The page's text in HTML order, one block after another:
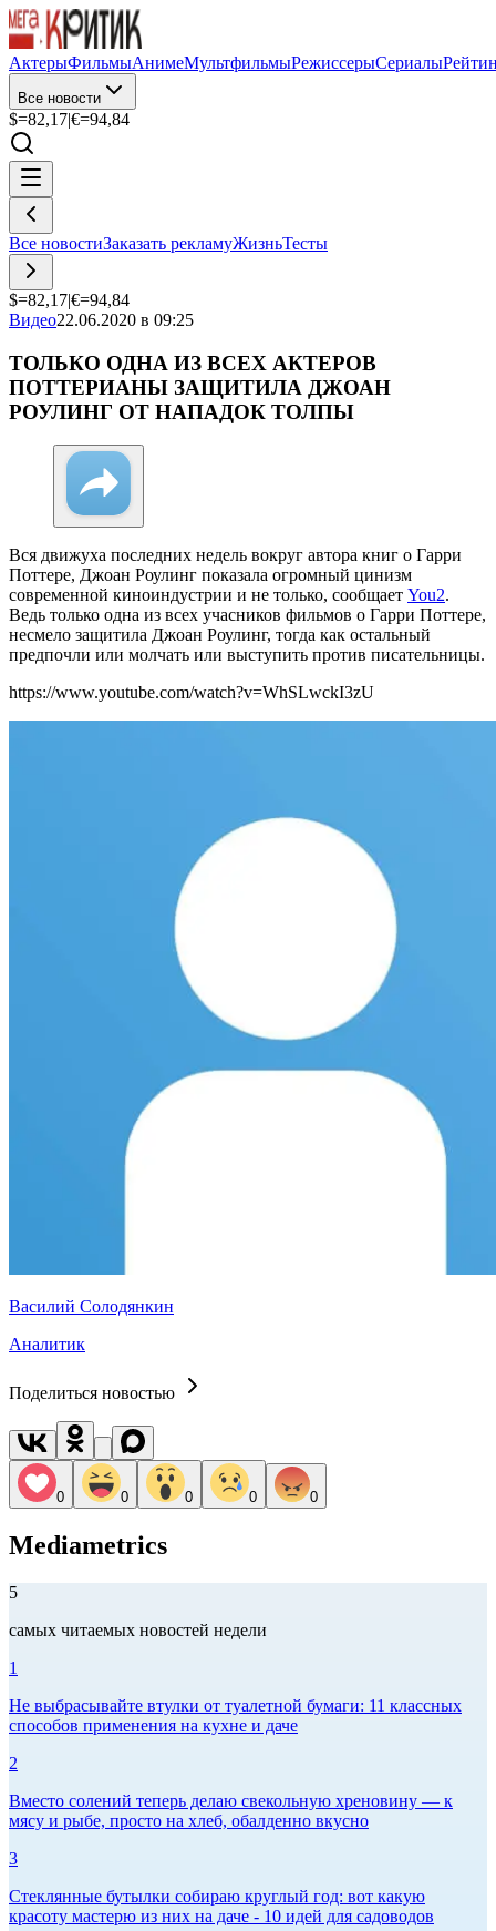
АктерыФильмыАнимеМультфильмыРежиссерыСериалы
Все новости
$=82,17|€=94,84
Все новостиЗаказать рекламуЖизньТесты
$=82,17|€=94,84
Видео22.06.2020 в 09:25
ТОЛЬКО ОДНА ИЗ ВСЕХ АКТЕРОВ
ПОТТЕРИАНЫ ЗАЩИТИЛА ДЖОАН
РОУЛИНГ ОТ НАПАДОК ТОЛПЫ
Вся движуха последних недель вокруг автора книг о Гарри
Поттере, Джоан Роулинг показала огромный цинизм
современной киноиндустрии и не только, сообщает You2.
Ведь только одна из всех учасников фильмов о Гарри Поттере,
несмело защитила Джоан Роулинг, тогда как остальный
предпочли или молчать или выступить против писательницы.
https://www.youtube.com/watch?v=WhSLwckI3zU
Василий Солодянкин
Аналитик
Поделиться новостью
0 0 0 0 0
Mediametrics
5
самых читаемых новостей недели
1
Не выбрасывайте втулки от туалетной бумаги: 11 классных
способов применения на кухне и даче
2
Вместо солений теперь делаю свекольную хреновину — к
мясу и рыбе, просто на хлеб, обалденно вкусно
3
Стеклянные бутылки собираю круглый год: вот какую
красоту мастерю из них на даче - 10 идей для садоводов